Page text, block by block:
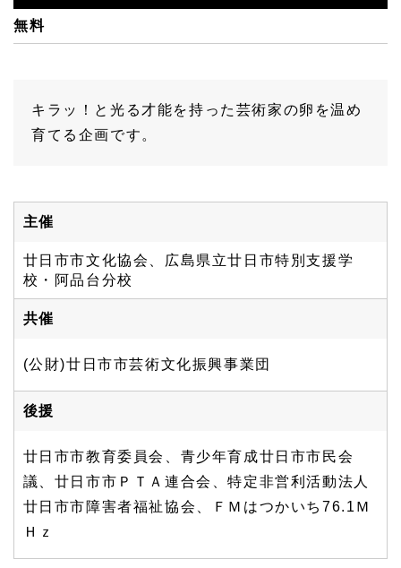
無料
キラッ！と光る才能を持った芸術家の卵を温め
育てる企画です。
主催
廿日市市文化協会、広島県立廿日市特別支援学
校・阿品台分校
共催
(公財)廿日市市芸術文化振興事業団
後援
廿日市市教育委員会、青少年育成廿日市市民会
議、廿日市市ＰＴＡ連合会、特定非営利活動法人
廿日市市障害者福祉協会、ＦＭはつかいち76.1Ｍ
Ｈｚ